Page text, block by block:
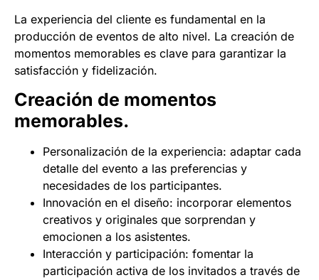
La experiencia del cliente es fundamental en la
producción de eventos de alto nivel. La creación de
momentos memorables es clave para garantizar la
satisfacción y fidelización.
Creación de momentos
memorables.
Personalización de la experiencia: adaptar cada
detalle del evento a las preferencias y
necesidades de los participantes.
Innovación en el diseño: incorporar elementos
creativos y originales que sorprendan y
emocionen a los asistentes.
Interacción y participación: fomentar la
participación activa de los invitados a través de